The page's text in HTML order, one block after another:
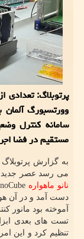
پرتوبلاگ: تعدادی
وورتسبورگ
سامانه کنترل
مستقیم در فضا
به گزارش پرتوبلاگ
می رسد عصر
نانو ماهواره
دست آمد و در آن
آموخته بود مانور
تست های بعدی
تنظیم کرد و این